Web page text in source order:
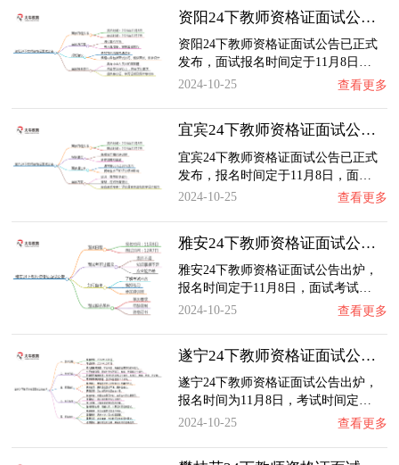
资阳24下教师资格证面试公告出炉：11.8报名 …
资阳24下教师资格证面试公告已正式
发布，面试报名时间定于11月8日…
2024-10-25
查看更多
宜宾24下教师资格证面试公告出炉：11.8报名 …
宜宾24下教师资格证面试公告已正式
发布，报名时间定于11月8日，面…
2024-10-25
查看更多
雅安24下教师资格证面试公告出炉：11.8报名 …
雅安24下教师资格证面试公告出炉，
报名时间定于11月8日，面试考试…
2024-10-25
查看更多
遂宁24下教师资格证面试公告出炉：11.8报名 …
遂宁24下教师资格证面试公告出炉，
报名时间为11月8日，考试时间定…
2024-10-25
查看更多